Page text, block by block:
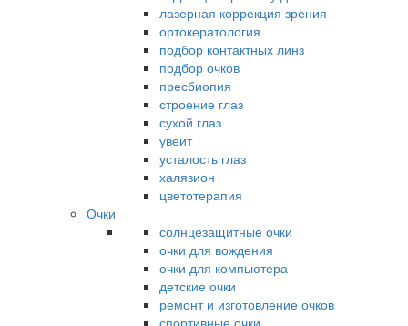
лазерная коррекция зрения
ортокератология
подбор контактных линз
подбор очков
пресбиопия
строение глаз
сухой глаз
увеит
усталость глаз
халязион
цветотерапия
Очки
солнцезащитные очки
очки для вождения
очки для компьютера
детские очки
ремонт и изготовление очков